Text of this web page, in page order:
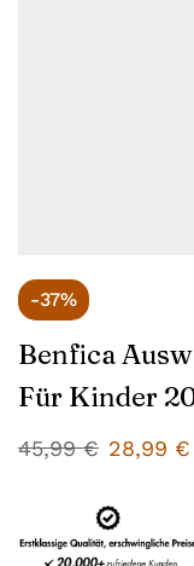
-37%
Benfica
Für Kinder
45,99€ 28,99 €